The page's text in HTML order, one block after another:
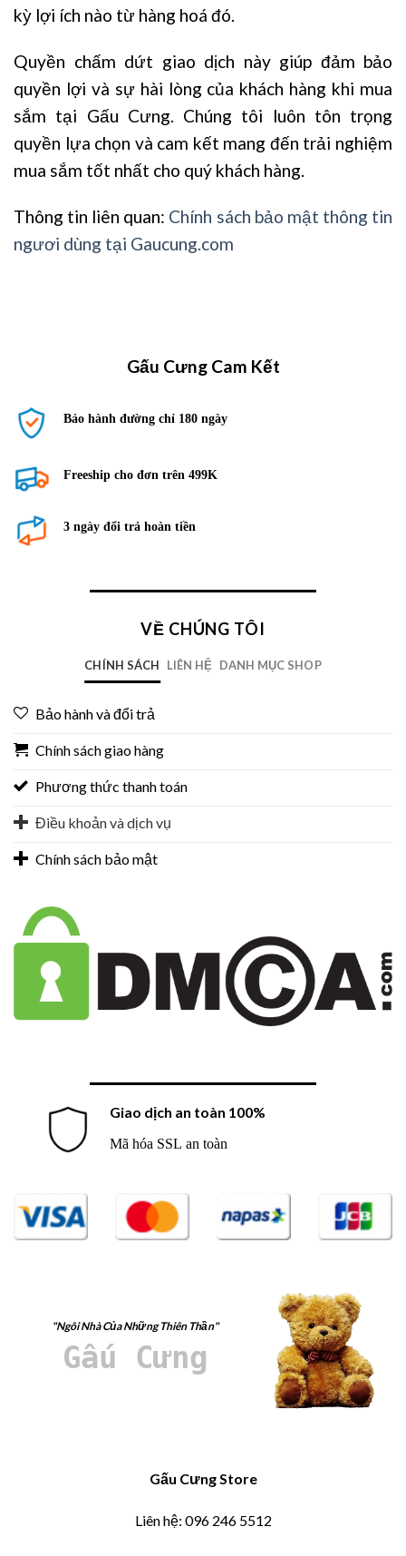
kỳ lợi ích nào từ hàng hoá đó.
Quyền chấm dứt giao dịch này giúp đảm bảo
quyền lợi và sự hài lòng của khách hàng khi mua
sắm tại Gấu Cưng. Chúng tôi luôn tôn trọng
quyền lựa chọn và cam kết mang đến trải nghiệm
mua sắm tốt nhất cho quý khách hàng.
Thông tin liên quan: Chính sách bảo mật thông tin
ngươi dùng tại Gaucung.com
Gấu Cưng Cam Kết
Bảo hành đường chỉ 180 ngày
Freeship cho đơn trên 499K
3 ngày đổi trả hoàn tiền
VỀ CHÚNG TÔI
CHÍNH SÁCH LIÊN HỆ DANH MỤC SHOP
Bảo hành và đổi trả
Chính sách giao hàng
Phương thức thanh toán
Điều khoản và dịch vụ
Chính sách bảo mật
Giao dịch an toàn 100%
Mã hóa SSL an toàn
"Ngôi Nhà Của Những Thiên Thần"
Gấu Cưng
Gấu Cưng Store
Liên hệ: 096 246 5512